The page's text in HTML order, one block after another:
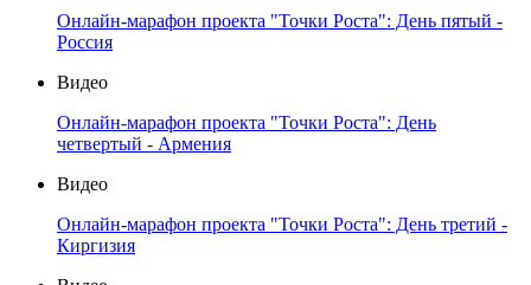
Онлайн-марафон проекта "Точки Роста": День пятый -
Россия
Видео
Онлайн-марафон проекта "Точки Роста": День
четвертый - Армения
Видео
Онлайн-марафон проекта "Точки Роста": День третий -
Киргизия